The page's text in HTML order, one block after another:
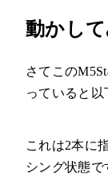
動かし
さてこの
っていると以
これは2本に
シング状態で